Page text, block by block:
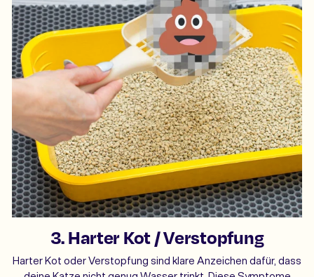
3. Harter Kot / Verstopfung
Harter Kot oder Verstopfung sind klare Anzeichen dafür, dass